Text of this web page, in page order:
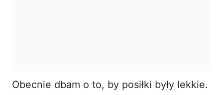
Obecnie dbam o to, by posiłki były lekkie.